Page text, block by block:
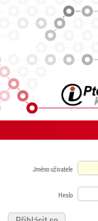
Jméno uživatele
Heslo